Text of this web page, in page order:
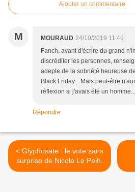
Ajouter un commentaire
M MOURAUD 24/10/2019 11:49
Fanch, avant d'écrire du grand
discréditer les personnes,
adepte de la sobriété heureuse
Black Friday... Mais peut-être
réflexion si j'avais été un
Répondre
< Glyphosate : le vote sans
surprise de Nicole Le Peih.